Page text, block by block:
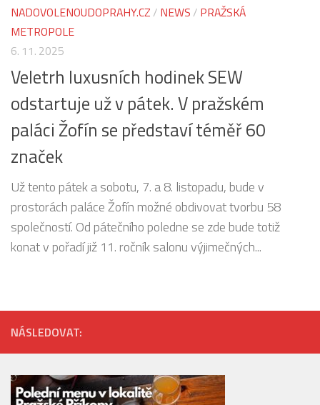
NADOVOLENOUDOPRAHY.CZ / NEWS / PRAŽSKÁ
METROPOLE
6. 11. 2025
Veletrh luxusních hodinek SEW
odstartuje už v pátek. V pražském
paláci Žofín se představí téměř 60
značek
Už tento pátek a sobotu, 7. a 8. listopadu, bude v
prostorách paláce Žofín možné obdivovat tvorbu 58
společností. Od pátečního poledne se zde bude totiž
konat v pořadí již 11. ročník salonu výjimečných...
NÁSLEDOVAT: